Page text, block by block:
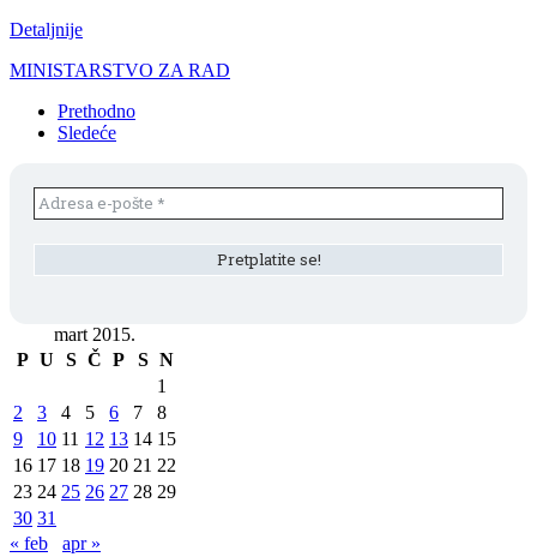
Detaljnije
MINISTARSTVO ZA RAD
Prethodno
Sledeće
mart 2015.
P U S Č P S N
1
2
3 4 5 6 7
8
9
10 11 12 13 14 15
16 17 18 19 20 21 22
23 24 25 26 27 28 29
30 31
« feb
apr »